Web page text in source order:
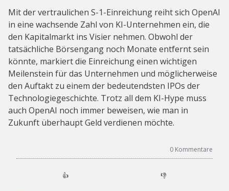
Mit der vertraulichen S-1-Einreichung reiht sich OpenAI
in eine wachsende Zahl von KI-Unternehmen ein, die
den Kapitalmarkt ins Visier nehmen. Obwohl der
tatsächliche Börsengang noch Monate entfernt sein
könnte, markiert die Einreichung einen wichtigen
Meilenstein für das Unternehmen und möglicherweise
den Auftakt zu einem der bedeutendsten IPOs der
Technologiegeschichte. Trotz all dem KI-Hype muss
auch OpenAI noch immer beweisen, wie man in
Zukunft überhaupt Geld verdienen möchte.
0 Kommentare
👍 👎